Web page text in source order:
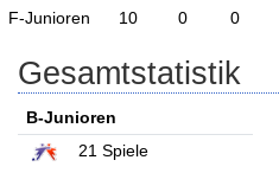
F-Junioren
10 0 0
Gesamtstatistik
B-Junioren
21 Spiele